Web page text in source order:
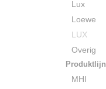
Lux
Loewe
LUX
Overig
Produktlijn
MHI